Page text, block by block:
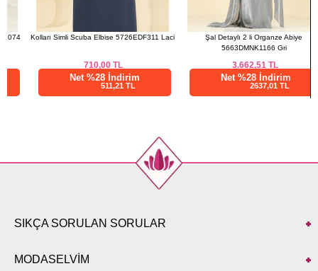
Kolları Simli Scuba Elbise 5726EDF311 Laci
710,00TL
Net %28 İndirim
511,21 TL
Şal Detaylı 2 li Organze Abiye
5663DMNK1166 Gri
3.662,51TL
Net %28 İndirim
2637,01 TL
SIKÇA SORULAN SORULAR
MODASELVİM